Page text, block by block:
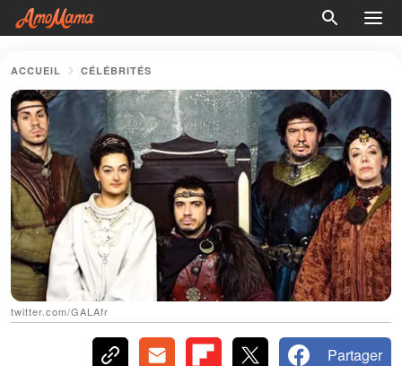
ACCUEIL CÉLÉBRITÉS
twitter.com/GALAfr
Partager